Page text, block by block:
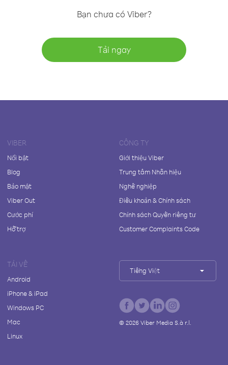
Bạn chưa có Viber?
Tải ngay
VIBER
Nổi bật
Blog
Bảo mật
Viber Out
Cước phí
Hỗ trợ
CÔNG TY
Giới thiệu Viber
Trung tâm Nhãn hiệu
Nghề nghiệp
Điều khoản & Chính sách
Chính sách Quyền riêng tư
Customer Complaints Code
TẢI VỀ
Android
iPhone & iPad
Windows PC
Mac
Linux
Tiếng Việt
© 2026Viber Media S.à r.l.